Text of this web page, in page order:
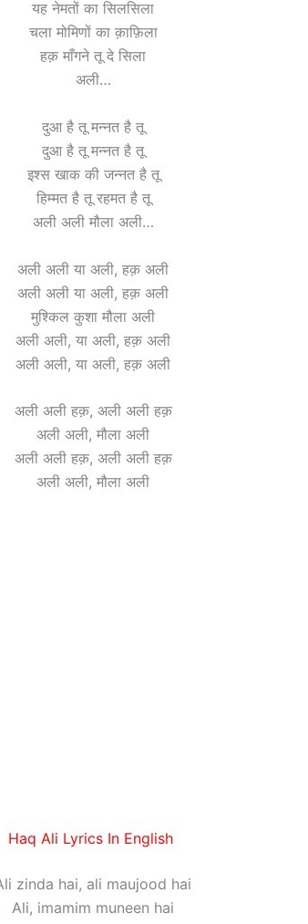
यह नेमतों का सिलसिला
चला मोमिणों का क़ाफ़िला
हक़ माँगने तू दे सिला
अली…
दुआ है तू मन्नत है तू
दुआ है तू मन्नत है तू
इश्स खाक की जन्नत है तू
हिम्मत है तू रहमत है तू
अली अली मौला अली…
अली अली या अली, हक़ अली
अली अली या अली, हक़ अली
मुश्किल कुशा मौला अली
अली अली, या अली, हक़ अली
अली अली, या अली, हक़ अली
अली अली हक़, अली अली हक़
अली अली, मौला अली
अली अली हक़, अली अली हक़
अली अली, मौला अली
Haq Ali Lyrics In English
zinda hai, ali maujood hai
Ali, imamim muneen hai